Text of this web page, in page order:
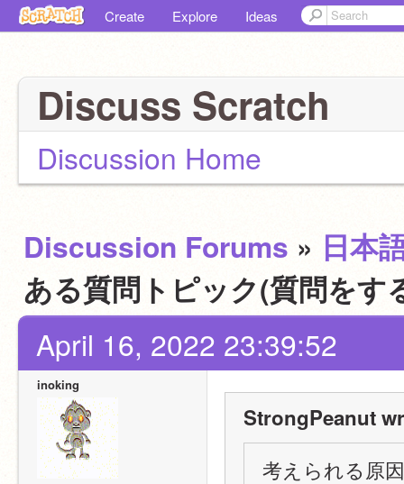
Create Explore Ideas
Discuss Scratch
Discussion Home
Discussion Forums » 日本
ある質問トピック(質問を
April 16, 2022 23:39:52
inoking
StrongPeanut
考えられる原